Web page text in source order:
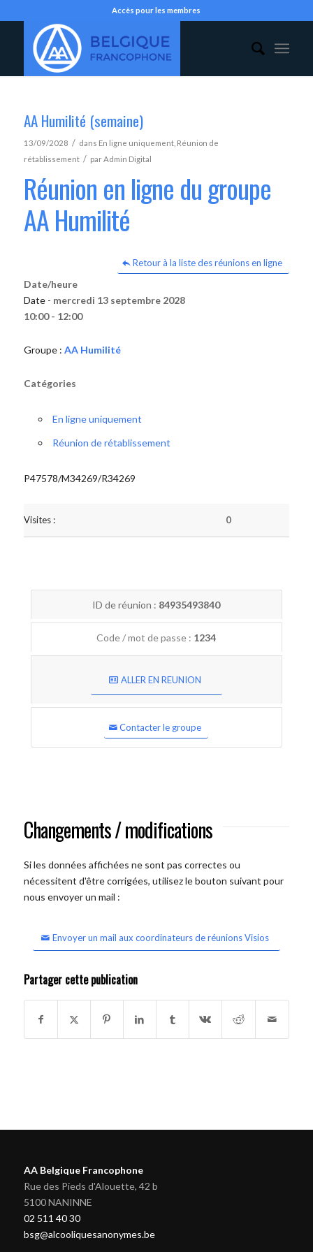
Accès pour les membres
AA Humilité (semaine)
13/09/2028 / dans En ligne uniquement, Réunion de
rétablissement / parAdmin Digital
Réunion en ligne du groupe
AA Humilité
Retour à la liste des réunions en ligne
Date/heure
Date - mercredi 13 septembre 2028
10:00 - 12:00
Groupe : AA Humilité
Catégories
En ligne uniquement
Réunion de rétablissement
P47578/M34269/R34269
Visites : 0
ID de réunion : 84935493840
Code / mot de passe : 1234
ALLER EN REUNION
Contacter le groupe
Changements / modifications
Si les données affichées ne sont pas correctes ou
nécessitent d'être corrigées, utilisez le bouton suivant pour
nous envoyer un mail :
Envoyer un mail aux coordinateurs de réunions Visios
Partager cette publication
AA Belgique Francophone
Rue des Pieds d'Alouette, 42 b
5100 NANINNE
02 511 40 30
bsg@alcooliquesanonymes.be